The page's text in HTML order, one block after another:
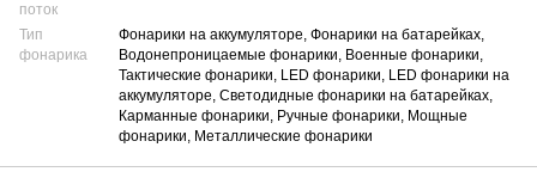
поток
Тип
фонарика
Фонарики на аккумуляторе, Фонарики на батарейках,
Водонепроницаемые фонарики, Военные фонарики,
Тактические фонарики, LED фонарики, LED фонарики на
аккумуляторе, Светодидные фонарики на батарейках,
Карманные фонарики, Ручные фонарики, Мощные
фонарики, Металлические фонарики